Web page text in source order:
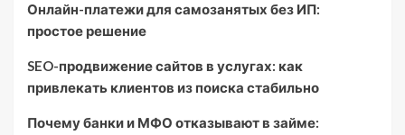
Онлайн-платежи для самозанятых без ИП:
простое решение
SEO-продвижение сайтов в услугах: как
привлекать клиентов из поиска стабильно
Почему банки и МФО отказывают в займе: